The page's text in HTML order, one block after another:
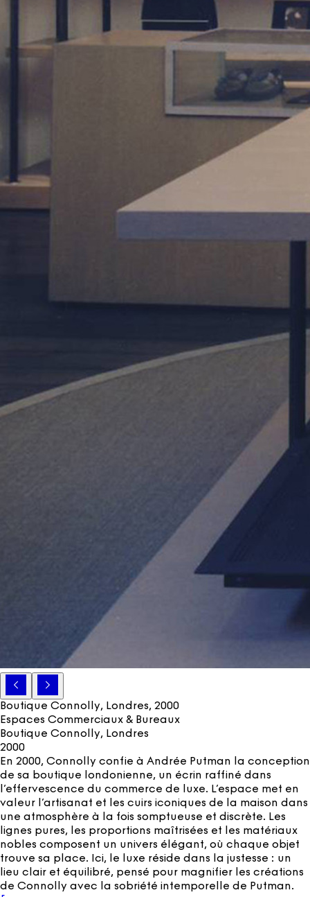
Boutique Connolly, Londres, 2000
Espaces Commerciaux & Bureaux
Boutique Connolly, Londres
2000
En 2000, Connolly confie à Andrée Putman la conception
de sa boutique londonienne, un écrin raffiné dans
l’effervescence du commerce de luxe. L’espace met en
valeur l’artisanat et les cuirs iconiques de la maison dans
une atmosphère à la fois somptueuse et discrète. Les
lignes pures, les proportions maîtrisées et les matériaux
nobles composent un univers élégant, où chaque objet
trouve sa place. Ici, le luxe réside dans la justesse : un
lieu clair et équilibré, pensé pour magnifier les créations
de Connolly avec la sobriété intemporelle de Putman.